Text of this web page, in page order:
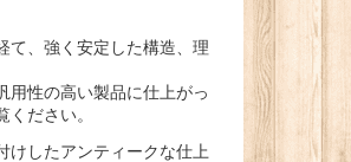
て、強く安定した構造、理
用性の高い製品に仕上がっ
ださい。
けしたアンティークな仕上